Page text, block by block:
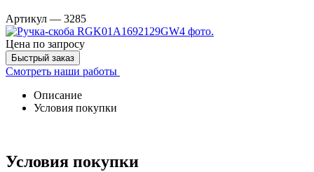
Артикул — 3285
Цена по запросу
Быстрый заказ
Смотреть наши работы
Описание
Условия покупки
Условия покупки